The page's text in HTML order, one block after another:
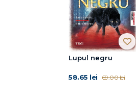
Lupul negru
58.65 lei 69.00 lei